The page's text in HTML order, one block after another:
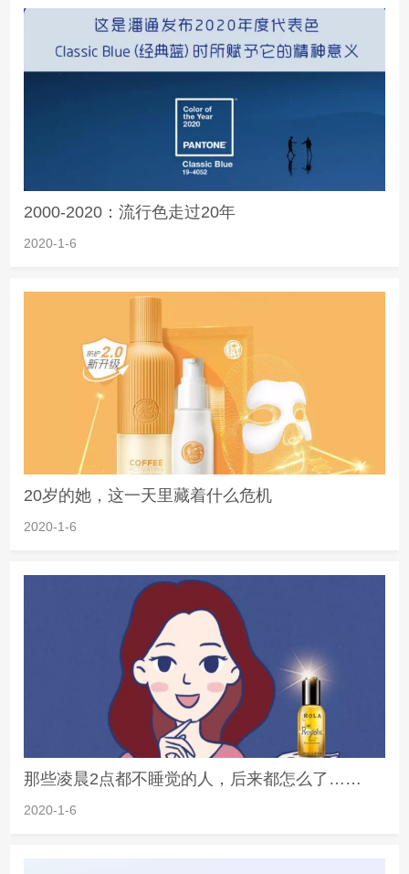
2000-2020：流行色走过20年
2020-1-6
20岁的她，这一天里藏着什么危机
2020-1-6
那些凌晨2点都不睡觉的人，后来都怎么了……
2020-1-6